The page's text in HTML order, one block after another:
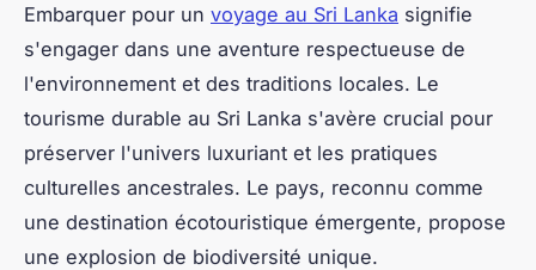
Embarquer pour un voyage au Sri Lanka signifie
s'engager dans une aventure respectueuse de
l'environnement et des traditions locales. Le
tourisme durable au Sri Lanka s'avère crucial pour
préserver l'univers luxuriant et les pratiques
culturelles ancestrales. Le pays, reconnu comme
une destination écotouristique émergente, propose
une explosion de biodiversité unique.